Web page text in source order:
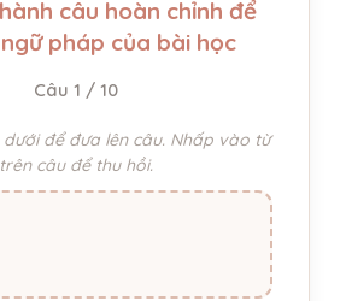
câu hoàn chỉnh để
pháp của bài học
Câu 1 / 10
để đưa lên câu. Nhấp vào từ
trên câu để thu hồi.